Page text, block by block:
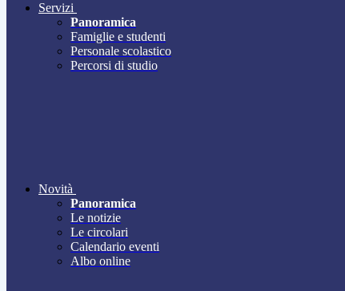
Servizi
Panoramica
Famiglie e studenti
Personale scolastico
Percorsi di studio
Novità
Panoramica
Le notizie
Le circolari
Calendario eventi
Albo online